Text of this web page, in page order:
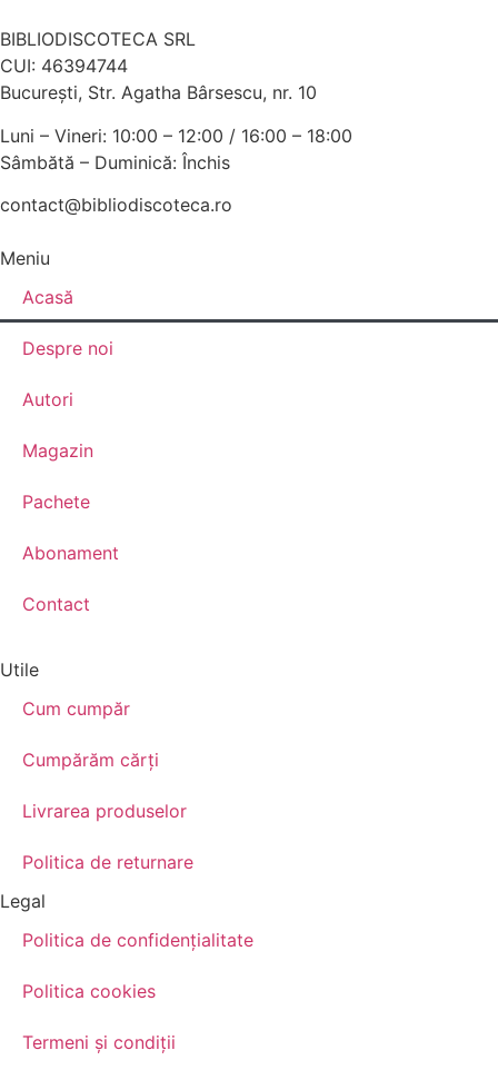
BIBLIODISCOTECA SRL
CUI: 46394744
Bucureşti, Str. Agatha Bârsescu, nr. 10
Luni – Vineri: 10:00 – 12:00 / 16:00 – 18:00
Sâmbătă – Duminică: Închis
contact@bibliodiscoteca.ro
Meniu
Acasă
Despre noi
Autori
Magazin
Pachete
Abonament
Contact
Utile
Cum cumpăr
Cumpărăm cărţi
Livrarea produselor
Politica de returnare
Legal
Politica de confidenţialitate
Politica cookies
Termeni şi condiţii